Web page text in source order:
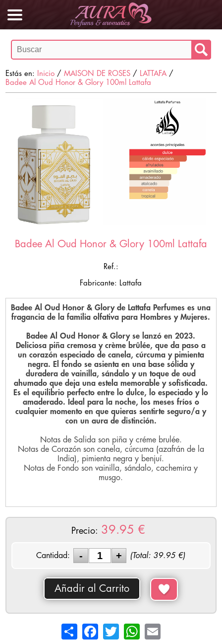
Estás en: Inicio /MAISON DE ROSES / LATTAFA/
Badee Al Oud Honor & Glory 100ml Lattafa
Badee Al Oud Honor & Glory 100ml Lattafa
Ref.:
Fabricante: Lattafa
Badee Al Oud Honor & Glory de Lattafa Perfumes es una
fragancia de la familia olfativa para Hombres y Mujeres.
Badee Al Oud Honor & Glory se lanzó en 2023.
Deliciosa piña cremosa y crème brûlée, que da paso a
un corazón especiado de canela, cúrcuma y pimienta
negra. El fondo se asienta en una base sólida y
duradera de vainilla, sándalo y un toque de oud
ahumado que deja una estela memorable y sofisticada.
Es el equilibrio perfecto entre lo dulce, lo especiado y lo
amaderado. Ideal para la noche, los meses fríos o
cualquier momento en que quieras sentirte seguro/a y
con un aura de distinción.
Notas de Salida son piña y créme brulée.
Notas de Corazón son canela, cúrcuma (azafrán de la
India), pimienta negra y benjuí.
Notas de Fondo son vainilla, sándalo, cachemira y
musgo.
Precio: 39.95 €
Cantidad: (Total: 39.95€)
Añadir al Carrito
Share FacebookTwitterWhatsApp
Email